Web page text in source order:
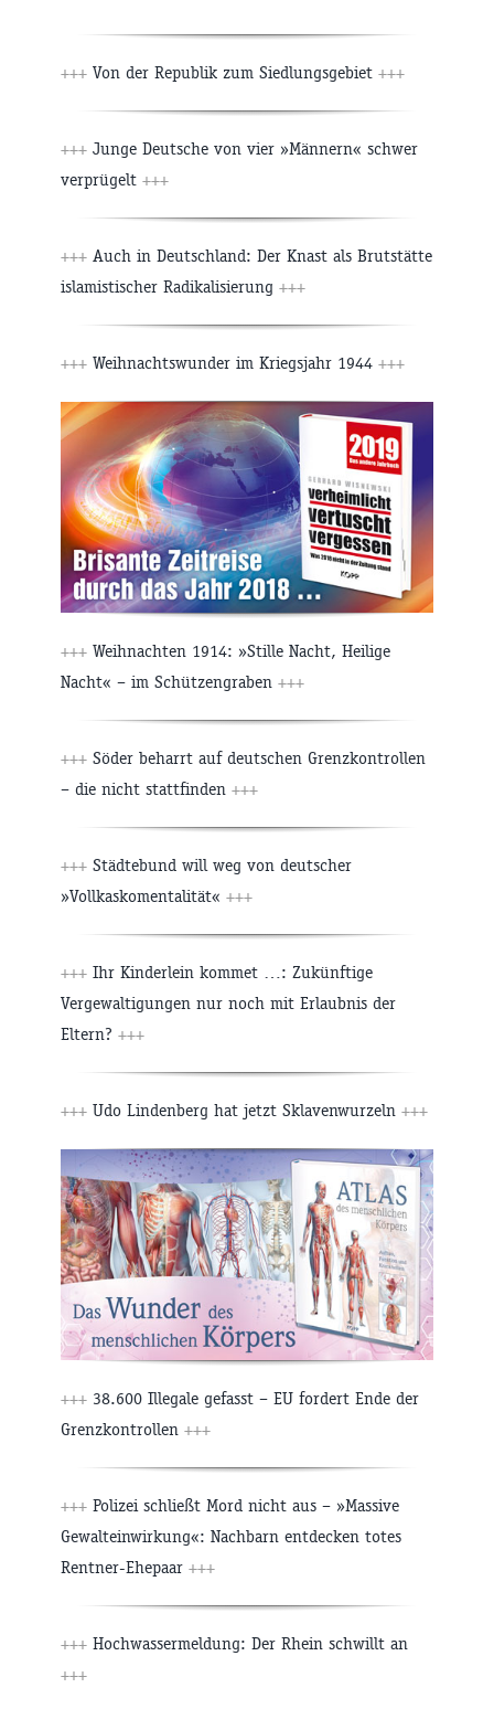
+++ Von der Republik zum Siedlungsgebiet +++
+++ Junge Deutsche von vier »Männern« schwer
verprügelt +++
+++ Auch in Deutschland: Der Knast als Brutstätte
islamistischer Radikalisierung +++
+++ Weihnachtswunder im Kriegsjahr 1944 +++
+++ Weihnachten 1914: »Stille Nacht, Heilige
Nacht« – im Schützengraben +++
+++ Söder beharrt auf deutschen Grenzkontrollen
– die nicht stattfinden +++
+++ Städtebund will weg von deutscher
»Vollkaskomentalität« +++
+++ Ihr Kinderlein kommet …: Zukünftige
Vergewaltigungen nur noch mit Erlaubnis der
Eltern? +++
+++ Udo Lindenberg hat jetzt Sklavenwurzeln +++
+++ 38.600 Illegale gefasst – EU fordert Ende der
Grenzkontrollen +++
+++ Polizei schließt Mord nicht aus – »Massive
Gewalteinwirkung«: Nachbarn entdecken totes
Rentner-Ehepaar +++
+++ Hochwassermeldung: Der Rhein schwillt an
+++